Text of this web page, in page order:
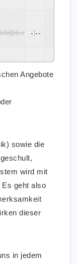
-:--
Angebote
sowie die
wird mit
geht also
dieser
in jedem